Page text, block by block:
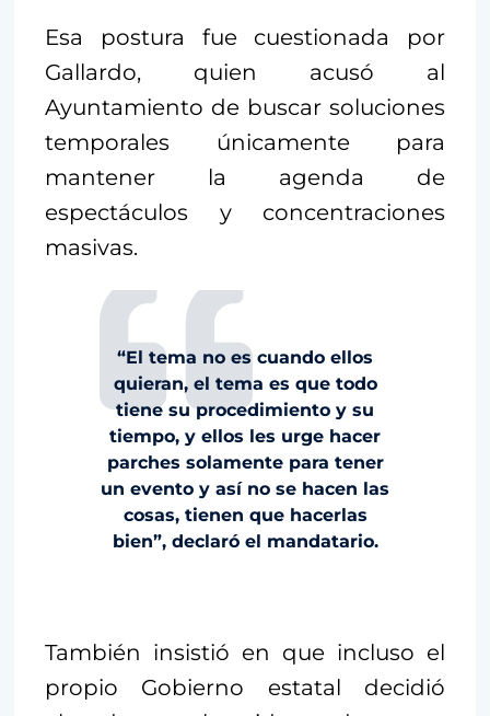
Esa postura fue cuestionada por
Gallardo, quien acusó al
Ayuntamiento de buscar soluciones
temporales únicamente para
mantener la agenda de
espectáculos y concentraciones
masivas.
“El tema no es cuando ellos
quieran, el tema es que todo
tiene su procedimiento y su
tiempo, y ellos les urge hacer
parches solamente para tener
un evento y así no se hacen las
cosas, tienen que hacerlas
bien”, declaró el mandatario.
También insistió en que incluso el
propio Gobierno estatal decidió